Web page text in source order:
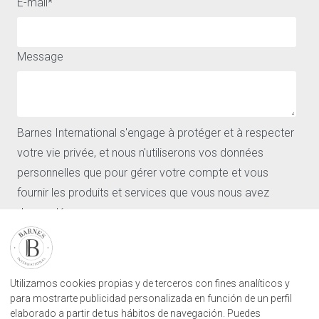
Message
Barnes International s'engage à protéger et à respecter
votre vie privée, et nous n'utiliserons vos données
personnelles que pour gérer votre compte et vous
fournir les produits et services que vous nous avez
demandés.
J'accepte de recevoir d'autres communications de la part
de Barnes International.
En cliquant sur « Envoyer », vous acceptez que Barnes
International stocke et traite les informations
ACCÈS RAPIDE
Vendre
CONTACT
Nos agences
Demande d'estimation
Contact
Connexion utilisateur
Camino Kalea, 1
20004 Donostia, Gipuzkoa
Utilizamos cookies propias y de terceros con fines analíticos y
para mostrarte publicidad personalizada en función de un perfil
elaborado a partir de tus hábitos de navegación. Puedes